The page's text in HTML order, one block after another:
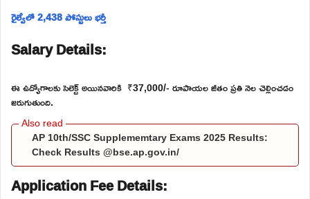
రైల్వేలో 2,438 పోస్టులు భర్తీ
Salary Details:
ఈ ఉద్యోగాలకు సెలెక్ట్ అయినవారికి ₹37,000/- రూపాయల జీతం ప్రతి నెల చెల్లించడం
జరుగుతుంది.
AP 10th/SSC Supplememtary Exams 2025 Results:
Check Results @bse.ap.gov.in/
Application Fee Details: